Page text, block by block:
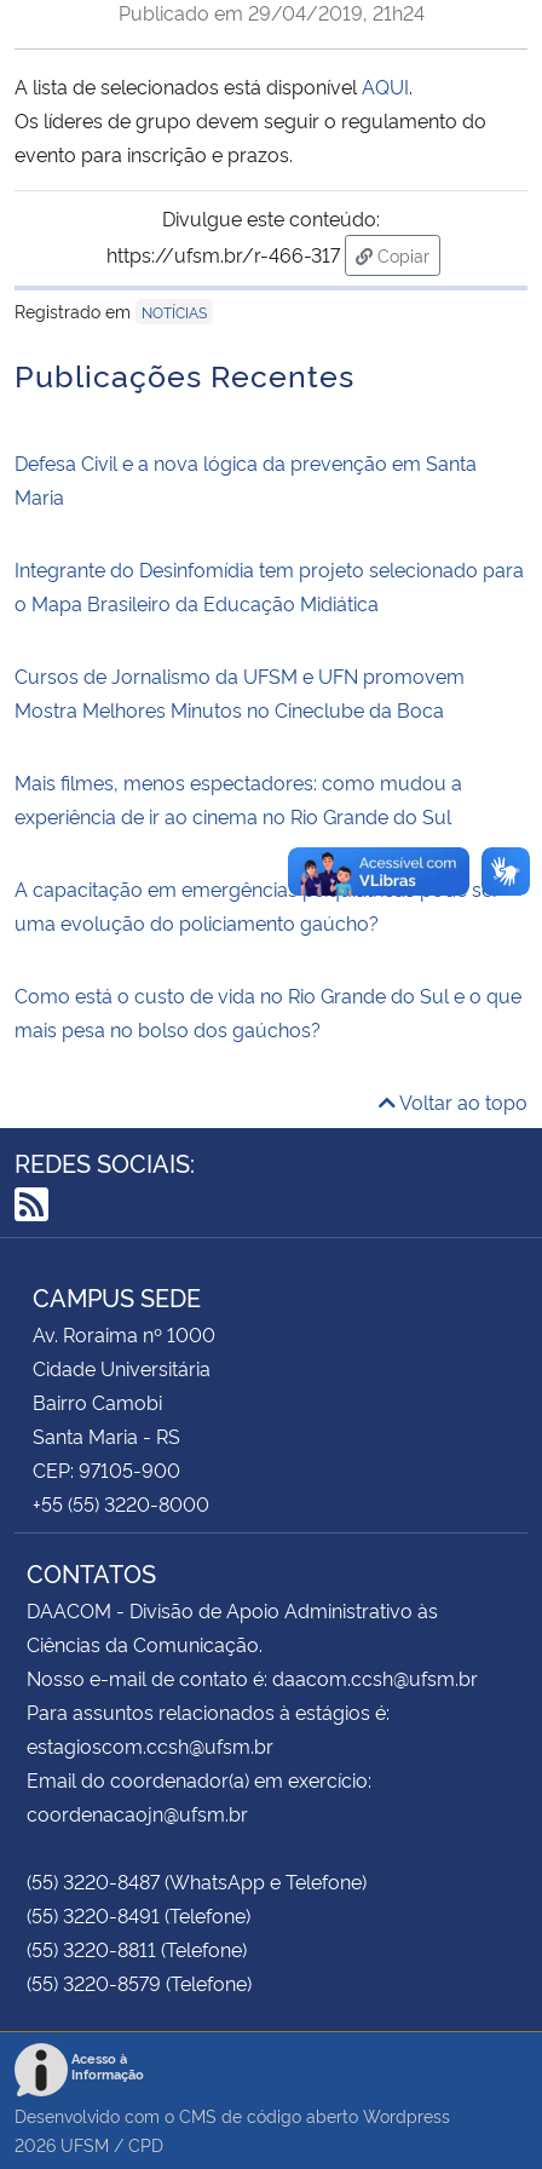
Ministério da Cidadania
Ministério da Saúde
Ministério de Minas e Energia
Ministério da Ciência, Tecnologia, Inovações e Comunicações
Controladoria-Geral da União
Secretaria-Geral
Advocacia-Geral da União
Planalto
Publicado em 29/04/2019, 21h24
A lista de selecionados está disponível AQUI.
Os líderes de grupo devem seguir o regulamento do
evento para inscrição e prazos.
Divulgue este conteúdo:
https://ufsm.br/r-466-317
Copiar
para área de
Registrado em
NOTÍCIAS
Publicações Recentes
Defesa Civil e a nova lógica da prevenção em Santa
Maria
Integrante do Desinfomídia tem projeto selecionado para
o Mapa Brasileiro da Educação Midiática
Cursos de Jornalismo da UFSM e UFN promovem
Mostra Melhores Minutos no Cineclube da Boca
Mais filmes, menos espectadores: como mudou a
experiência de ir ao cinema no Rio Grande do Sul
A capacitação em emergências psiquiátricas pode ser
uma evolução do policiamento gaúcho?
Como está o custo de vida no Rio Grande do Sul e o que
mais pesa no bolso dos gaúchos?
Voltar ao topo
REDES SOCIAIS:
RSS
CAMPUS SEDE
Av. Roraima nº 1000
Cidade Universitária
Bairro Camobi
Santa Maria - RS
CEP: 97105-900
+55 (55) 3220-8000
CONTATOS
DAACOM - Divisão de Apoio Administrativo às
Ciências da Comunicação.
Nosso e-mail de contato é: daacom.ccsh@ufsm.br
Para assuntos relacionados à estágios é:
estagioscom.ccsh@ufsm.br
Email do coordenador(a) em exercício:
coordenacaojn@ufsm.br
(55) 3220-8487 (WhatsApp e Telefone)
(55) 3220-8491 (Telefone)
(55) 3220-8811 (Telefone)
(55) 3220-8579 (Telefone)
Acesso à
Informação
Desenvolvido com o CMS de código aberto Wordpress
2026 UFSM / CPD